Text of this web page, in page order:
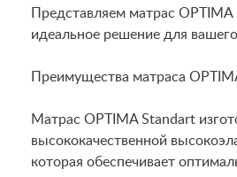
Представляем матрас
идеальное решение для
Преимущества матраса
Матрас OPTIMA Standart
высококачественной
которая обеспечивает